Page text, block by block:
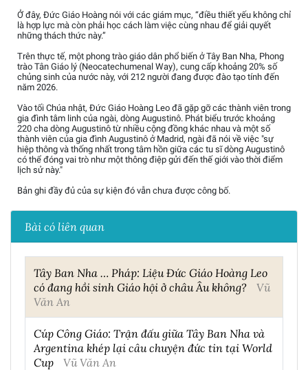
Ở đây, Đức Giáo Hoàng nói với các giám mục, “điều thiết yếu không chỉ
là hợp lực mà còn phải học cách làm việc cùng nhau để giải quyết
những thách thức này.”
Trên thực tế, một phong trào giáo dân phổ biến ở Tây Ban Nha, Phong
trào Tân Giáo lý (Neocatechumenal Way), cung cấp khoảng 20% số
chủng sinh của nước này, với 212 người đang được đào tạo tính đến
năm 2026.
Vào tối Chúa nhật, Đức Giáo Hoàng Leo đã gặp gỡ các thành viên trong
gia đình tâm linh của ngài, dòng Augustinô. Phát biểu trước khoảng
220 cha dòng Augustinô từ nhiều cộng đồng khác nhau và một số
thành viên của gia đình Augustinô ở Madrid, ngài đã nói về việc "sự
hiệp thông và thống nhất trong tâm hồn giữa các tu sĩ dòng Augustinô
có thể đóng vai trò như một thông điệp gửi đến thế giới vào thời điểm
lịch sử này."
Bản ghi đầy đủ của sự kiện đó vẫn chưa được công bố.
Bài có liên quan
Tây Ban Nha … Pháp: Liệu Đức Giáo Hoàng Leo
có đang hồi sinh Giáo hội ở châu Âu không?
Vũ
Văn An
Cúp Công Giáo: Trận đấu giữa Tây Ban Nha và
Argentina khép lại câu chuyện đức tin tại World
Cup
Vũ Văn An